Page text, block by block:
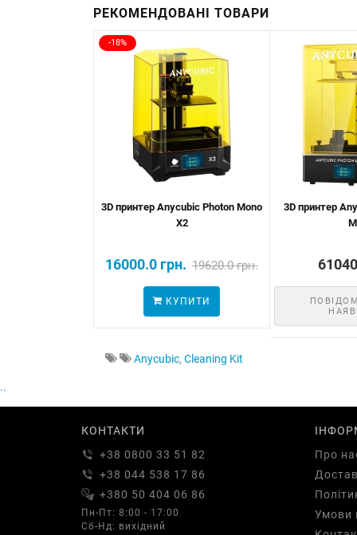
РЕКОМЕНДОВАНІ ТОВАРИ
-18%
3D принтер Anycubic Photon Mono
X2
16000.0 грн. 19620.0 грн.
КУПИТИ
3D принтер
Anycubic, Cleaning Kit
..
КОНТАКТИ
+38 0800 33 51 82
+38 044 538 17 86
+380 50 404 06 86
Пн-Пт: 8:00 - 17:00
Сб-Нд: вихідний
Про
Умови